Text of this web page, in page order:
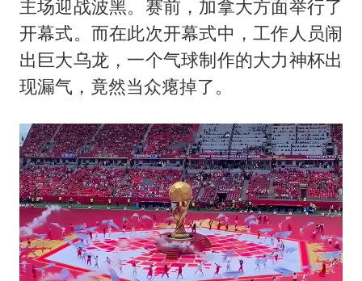
U17国足1分钟轰2球
泰国一女公务员妆容引争议 本人回应
中国养老床位“三连降”
多地要求领导干部带头休假
吉林一“温度计大楼”读数爆表
东方甄选被判赔偿江小白30万元
奋进开新局 实干挑大梁
主场迎战波黑。赛前，加拿大方面举行了
开幕式。而在此次开幕式中，工作人员闹
出巨大乌龙，一个气球制作的大力神杯出
现漏气，竟然当众瘪掉了。